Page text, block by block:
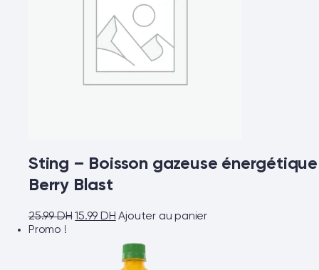
Sting – Boisson gazeuse énergétique
Berry Blast
25.99DH 15.99DH Ajouter au panier
Promo !